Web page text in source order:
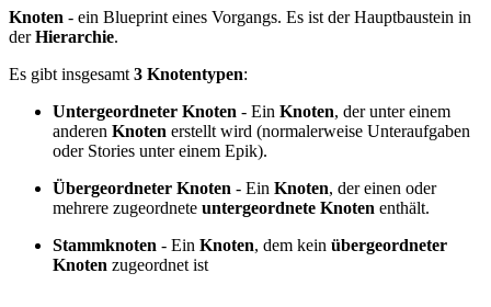
Knoten - ein Blueprint eines Vorgangs. Es ist der Hauptbaustein in
derHierarchie.
Es gibt insgesamt 3 Knotentypen:
Untergeordneter Knoten - Ein Knoten, der unter einem
anderen Knoten erstellt wird (normalerweise Unteraufgaben
oder Stories unter einem Epik).
Übergeordneter Knoten - Ein Knoten, der einen oder
mehrere zugeordnete untergeordnete Knoten enthält.
Stammknoten - Ein Knoten, dem kein übergeordneter
Knoten zugeordnet ist